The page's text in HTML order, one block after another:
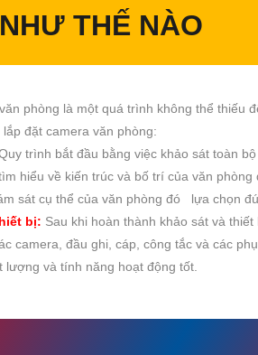
THẾ NÀO
phòng là một quá trình không thể thiếu
đặt camera văn phòng:
trình bắt đầu bằng việc khảo sát toàn
hiểu về kiến trúc và bố trí của văn
sát cụ thể của văn phòng đó lựa chọn
bị: Sau khi hoàn thành khảo sát và
camera, đầu ghi, cáp, công tắc và các
lượng và tính năng hoạt động tốt.